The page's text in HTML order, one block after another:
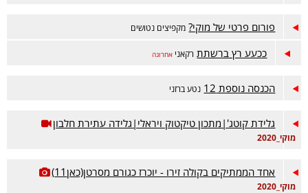
פורום פרטי של מוקי? מקפיצים נטושים
ככעע רץ ברשתת רקאני אחרונה
הכנסה נוספת 12 נטע ברזני
גלידת קוטג'|מתכון טיקטוק ויראלי|גלידה עתירת חלבון
מוקי_2020
אחד הממתיקים בקולה זירו - יוכרז כגורם מסרטן(כאן11)
מוקי_2020